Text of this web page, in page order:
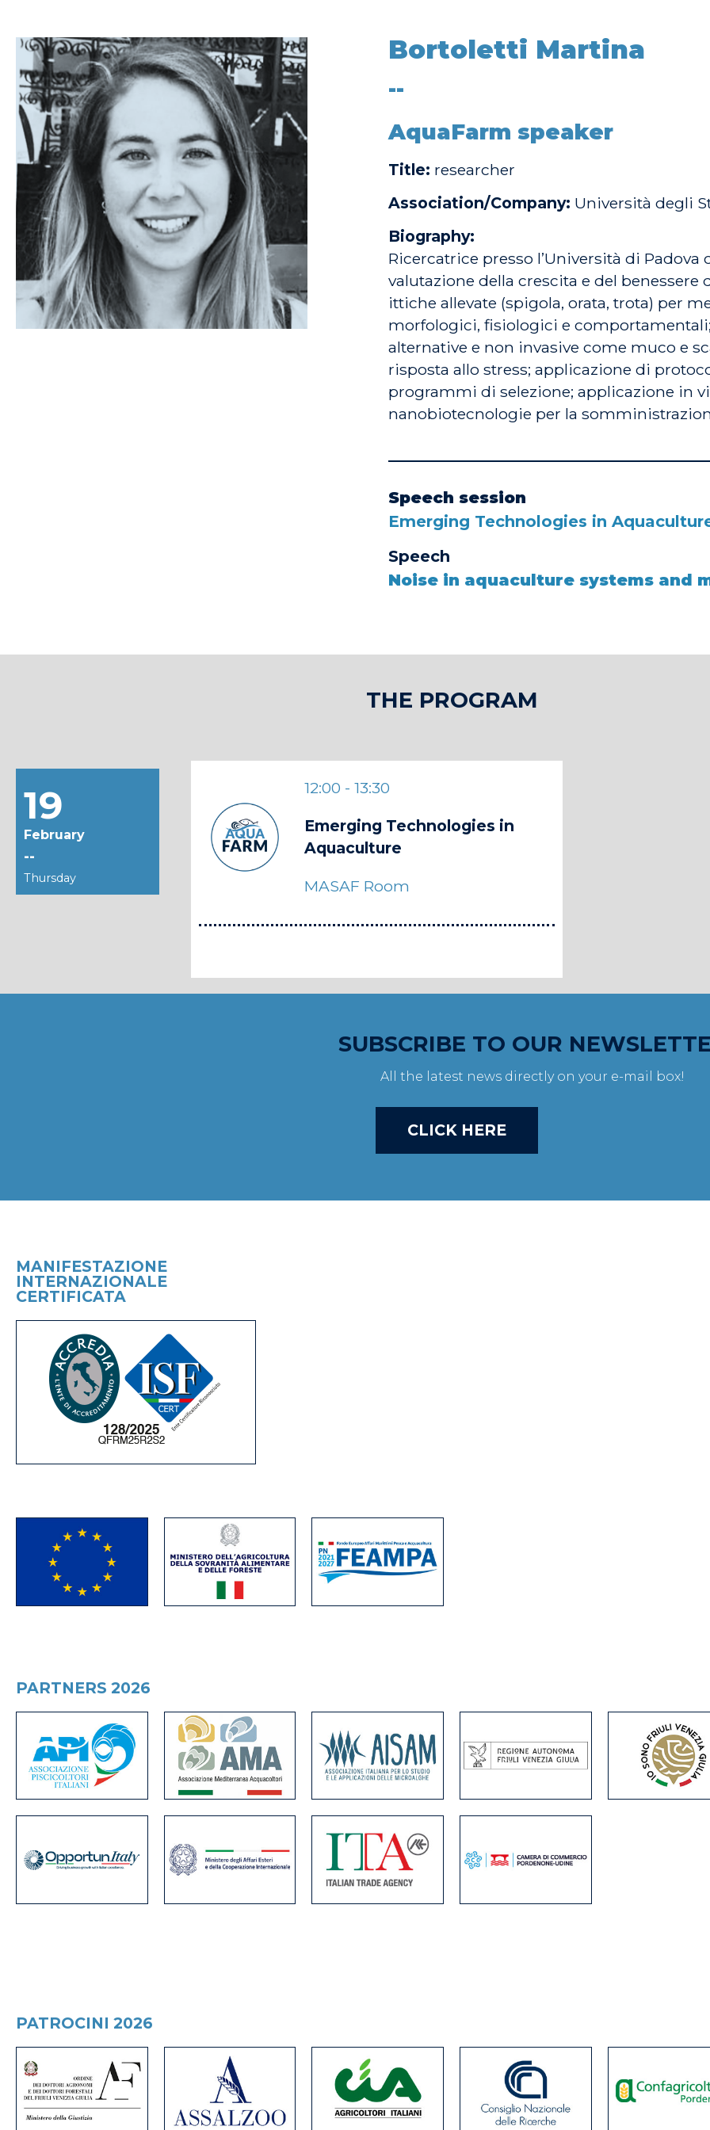
Bortoletti Martina
--
AquaFarm speaker
Title: researcher
Association/Company: Università degli
Biography:
Ricercatrice presso l’Università di Padova
valutazione della crescita e del benessere
ittiche allevate (spigola, orata, trota) per
morfologici, fisiologici e
alternative e non invasive come muco e
risposta allo stress; applicazione di
programmi di selezione; applicazione in
nanobiotecnologie per la
Speech session
Emerging Technologies in
Speech
Noise in aquaculture systems and
THE PROGRAM
19
February
--
Thursday
12:00 - 13:30
Emerging Technologies in
Aquaculture
MASAF Room
SUBSCRIBE TO OUR
All the latest news directly on your e-mail box!
CLICK HERE
MANIFESTAZIONE
INTERNAZIONALE
CERTIFICATA
PARTNERS 2026
PATROCINI 2026